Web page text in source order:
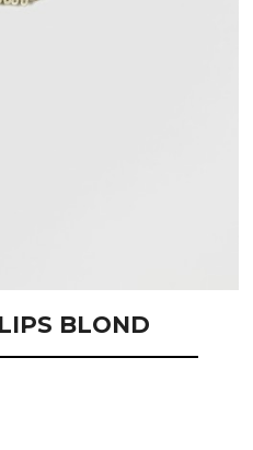
BLOND